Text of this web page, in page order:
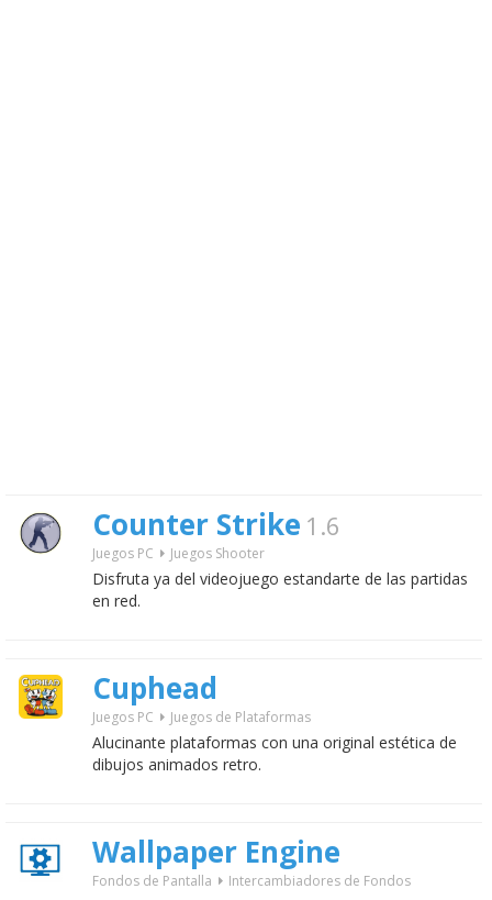
Counter Strike 1.6
Juegos PC Juegos Shooter
Disfruta ya del videojuego estandarte de las partidas
en red.
Cuphead
Juegos PC Juegos de Plataformas
Alucinante plataformas con una original estética de
dibujos animados retro.
Wallpaper Engine
Fondos de Pantalla Intercambiadores de Fondos